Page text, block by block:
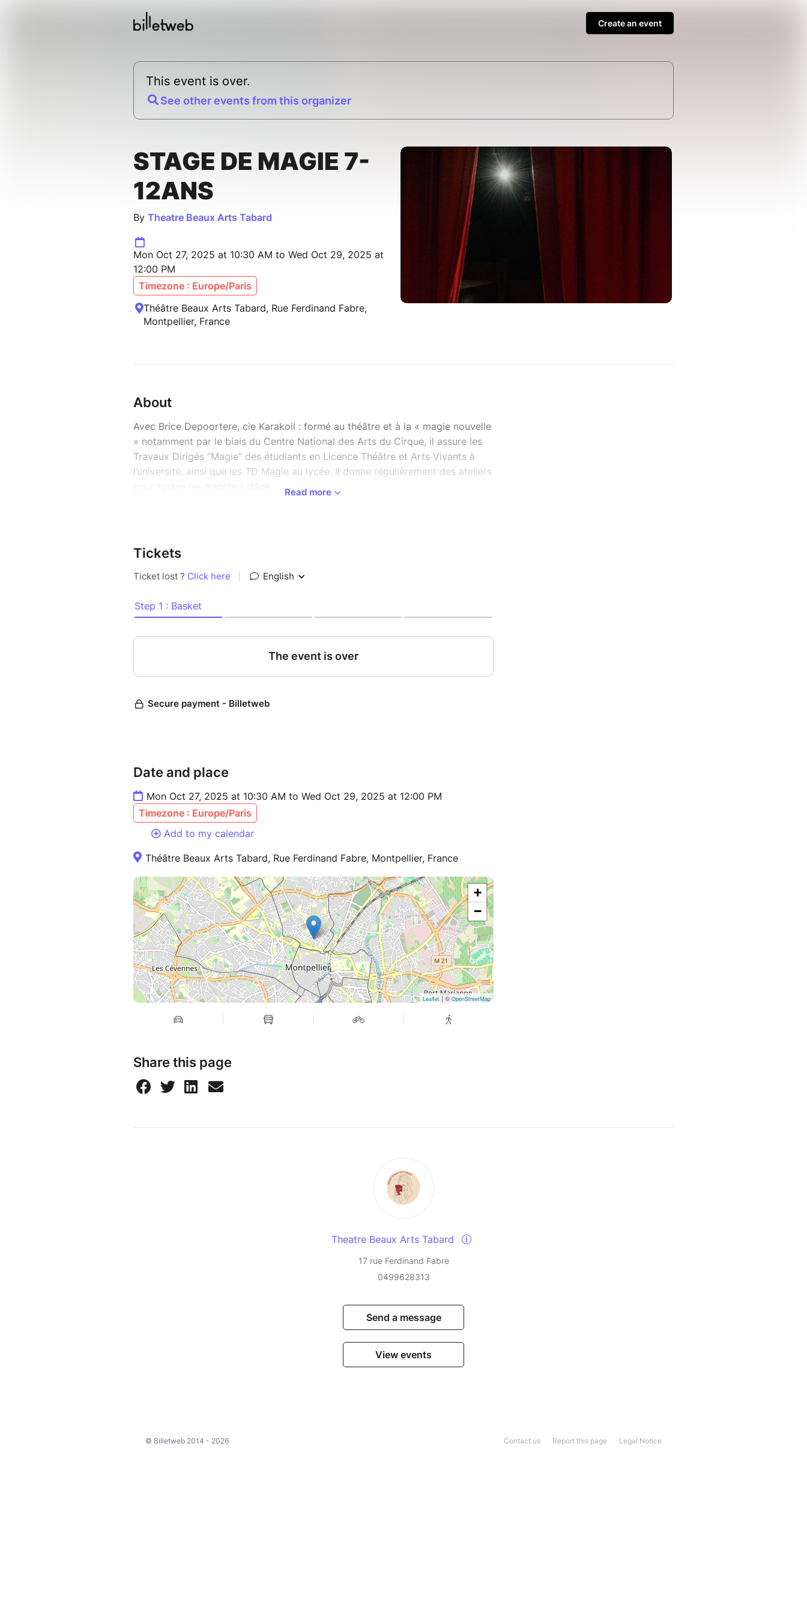
Create an event
This event is over.
See other events from this organizer
STAGE DE MAGIE 7-
12ANS
By Theatre Beaux Arts Tabard
Mon Oct 27, 2025 at 10:30 AM to Wed Oct 29, 2025 at
12:00 PM
Timezone : Europe/Paris
Théâtre Beaux Arts Tabard, Rue Ferdinand Fabre,
Montpellier, France
About
Avec Brice Depoortere, cie Karakoil : formé au théâtre et à la « magie nouvelle
» notamment par le biais du Centre National des Arts du Cirque, il assure les
Travaux Dirigés “Magie” des étudiants en Licence Théâtre et Arts Vivants à
l’université, ainsi que les TD Magie au lycée. Il donne régulièrement des ateliers
• Favoriser la dextérité, l’habileté.
• Expérimenter des techniques théâtrales et de clown afin d’améliorer la
présentation des tours.
tels que la cartomagie, la manipulation de pièces et cordes, l’origami, …
FICHE D'INSCRIPTION CLIQUEZ ICI
Read more
Tickets
Date and place
Mon Oct 27, 2025 at 10:30 AM to Wed Oct 29, 2025 at 12:00 PM
Timezone : Europe/Paris
Add to my calendar
Théâtre Beaux Arts Tabard, Rue Ferdinand Fabre, Montpellier, France
+
−
Leaflet| ©OpenStreetMap
Share this page
Theatre Beaux Arts Tabard
17 rue Ferdinand Fabre
0499628313
Send a message
View events
© Billetweb 2014 - 2026 Legal Notice
Report this page
Contact us